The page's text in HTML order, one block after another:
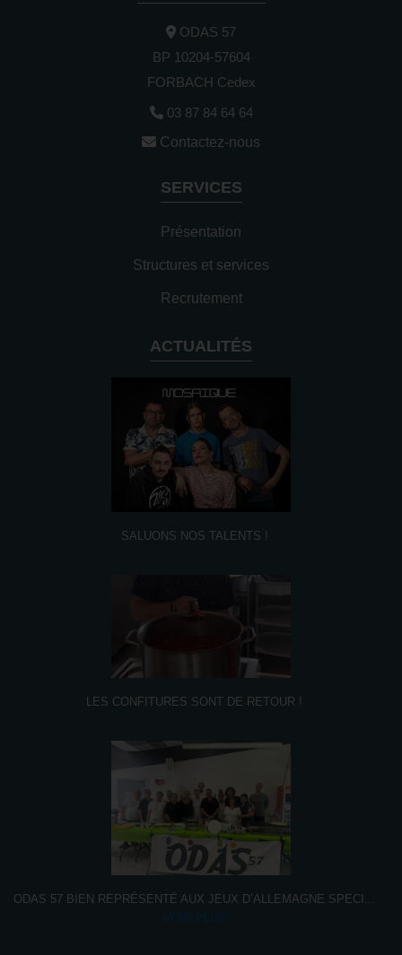
ODAS 57
BP 10204-57604
FORBACH Cedex
03 87 84 64 64
Contactez-nous
SERVICES
Présentation
Structures et services
Recrutement
ACTUALITÉS
SALUONS NOS TALENTS !
LES CONFITURES SONT DE RETOUR !
ODAS 57 BIEN REPRÉSENTÉ AUX JEUX D’ALLEMAGNE SPECI ...
VOIR PLUS